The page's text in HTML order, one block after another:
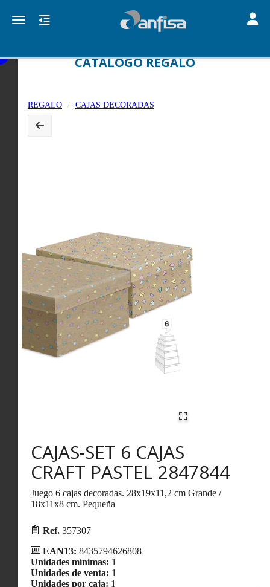
Toggle navigation
CATALOGO REGALO
REGALO CAJAS DECORADAS
CAJAS-SET 6 CAJAS
CRAFT PASTEL 2847844
Juego 6 cajas decoradas. 28x19x11,2 cm Grande /
18x11x8 cm. Pequeña
Ref. 357307
EAN13: 8435794626808
Unidades mínimas: 1
Unidades de venta: 1
Unidades por caja: 1